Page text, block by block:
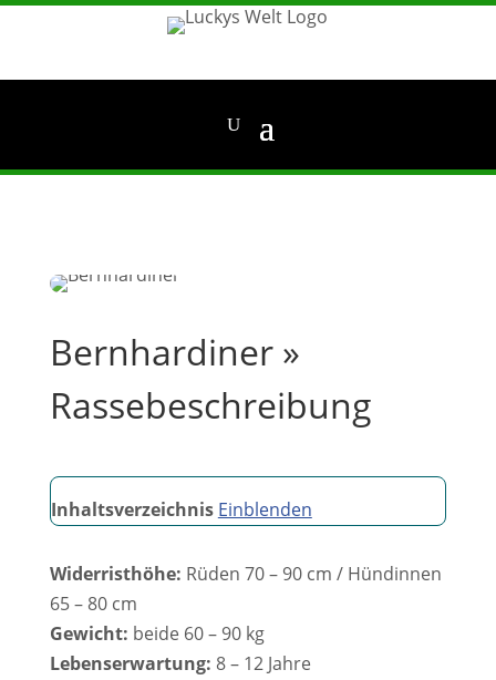
Bernhardiner »
Rassebeschreibung
Inhaltsverzeichnis Einblenden
Widerristhöhe: Rüden 70 – 90 cm / Hündinnen
65 – 80 cm
Gewicht: beide 60 – 90 kg
Lebenserwartung: 8 – 12 Jahre